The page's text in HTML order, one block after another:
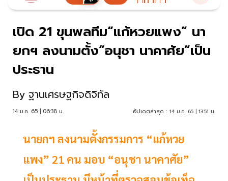
เปิด 21 ขุนพลทีม“แก้หวยแพง” นา
ยกฯ ลงนามตั้ง“อนุชา นาคาศัย”เป็น
ประธาน
By ฐานเศรษฐกิจดิจิทัล
14 ม.ค. 65 | 06:38 น. อัปเดตล่าสุด : 14 ม.ค. 65 | 13:51 น.
นายกฯ ลงนามตั้งกรรมการ “แก้หวย
แพง” 21 คน มอบ “อนุชา นาคาศัย”